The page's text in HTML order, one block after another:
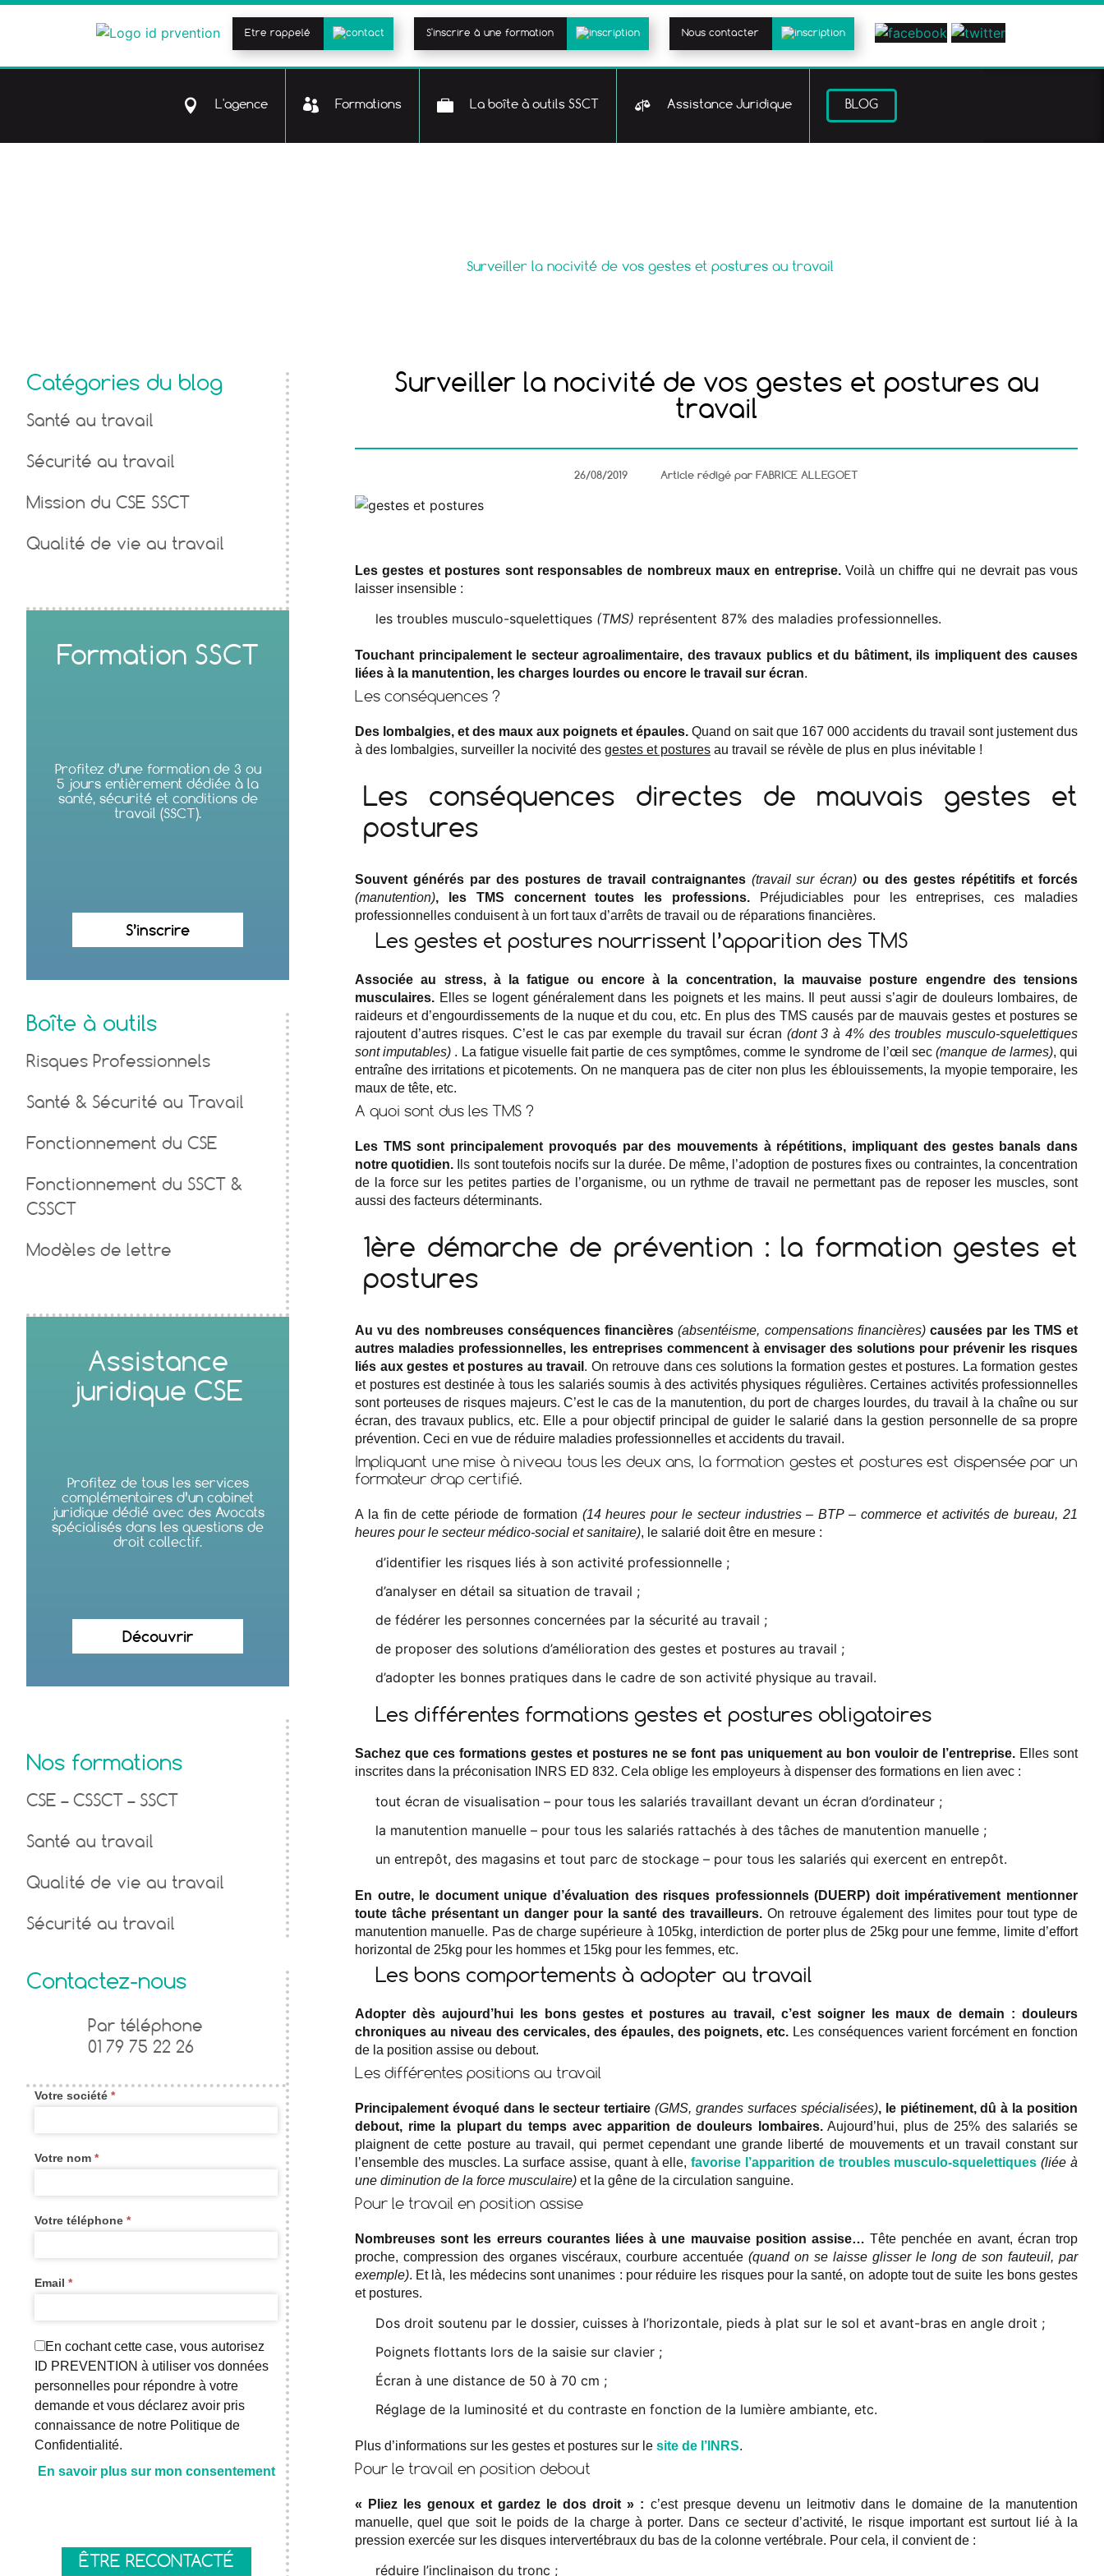
Etre rappelé S'inscrire à une formation Nous contacter
L'agence Formations La boîte à outils SSCT Assistance Juridique BLOG
Surveiller la nocivité de vos gestes et postures au travail
Catégories du blog
Santé au travail
Sécurité au travail
Mission du CSE SSCT
Qualité de vie au travail
Formation SSCT
Profitez d’une formation de 3 ou
5 jours entièrement dédiée à la
santé, sécurité et conditions de
travail (SSCT).
S’inscrire
Boîte à outils
Risques Professionnels
Santé & Sécurité au Travail
Fonctionnement du CSE
Fonctionnement du SSCT &
CSSCT
Modèles de lettre
Assistance
juridique CSE
Profitez de tous les services
complémentaires d’un cabinet
juridique dédié avec des Avocats
spécialisés dans les questions de
droit collectif.
Découvrir
Nos formations
CSE – CSSCT – SSCT
Santé au travail
Qualité de vie au travail
Sécurité au travail
Contactez-nous
Formulaire
contact
Par téléphone
01 79 75 22 26
Votre société *
Votre nom *
Votre téléphone *
Email *
En cochant cette case, vous autorisez
ID PREVENTION à utiliser vos données
personnelles pour répondre à votre
demande et vous déclarez avoir pris
connaissance de notre Politique de
Confidentialité.
En savoir plus sur mon consentement
ÊTRE RECONTACTÉ
Surveiller la nocivité de vos gestes et postures au
travail
26/08/2019 Article rédigé par FABRICE ALLEGOET
Les gestes et postures sont responsables de nombreux maux en entreprise.Voilà un chiffre qui ne devrait pas vous
laisser insensible :
les troubles musculo-squelettiques (TMS) représentent 87% des maladies professionnelles.
Touchant principalement le secteur agroalimentaire, des travaux publics et du bâtiment, ils impliquent des causes
liées à la manutention, les charges lourdes ou encore le travail sur écran.
Les conséquences ?
Des lombalgies, et des maux aux poignets et épaules. Quand on sait que 167 000 accidents du travail sont justement dus
à des lombalgies, surveiller la nocivité des gestes et postures au travail se révèle de plus en plus inévitable !
Les conséquences directes de mauvais gestes et
postures
Souvent générés par des postures de travail contraignantes (travail sur écran)ou des gestes répétitifs et forcés
(manutention), les TMS concernent toutes les professions. Préjudiciables pour les entreprises, ces maladies
professionnelles conduisent à un fort taux d’arrêts de travail ou de réparations financières.
Les gestes et postures nourrissent l’apparition des TMS
Associée au stress, à la fatigue ou encore à la concentration, la mauvaise posture engendre des tensions
musculaires. Elles se logent généralement dans les poignets et les mains. Il peut aussi s’agir de douleurs lombaires, de
raideurs et d’engourdissements de la nuque et du cou, etc. En plus des TMS causés par de mauvais gestes et postures se
rajoutent d’autres risques. C’est le cas par exemple du travail sur écran (dont 3 à 4% des troubles musculo-squelettiques
sont imputables) . La fatigue visuelle fait partie de ces symptômes, comme le syndrome de l’œil sec(manque de larmes), qui
entraîne des irritations et picotements. On ne manquera pas de citer non plus les éblouissements, la myopie temporaire, les
maux de tête, etc.
A quoi sont dus les TMS ?
Les TMS sont principalement provoqués par des mouvements à répétitions, impliquant des gestes banals dans
notre quotidien.
Ils sont toutefois nocifs sur la durée. De même, l’adoption de postures fixes ou contraintes, la concentration
de la force sur les petites parties de l’organisme, ou un rythme de travail ne permettant pas de reposer les muscles, sont
aussi des facteurs déterminants.
1ère démarche de prévention : la formation gestes et
postures
Au vu des nombreuses conséquences financières(absentéisme, compensations financières)causées par les TMS et
autres maladies professionnelles, les entreprises commencent à envisager des solutions pour prévenir les risques
liés aux gestes et postures au travail . On retrouve dans ces solutions la formation gestes et postures. La formation gestes
et postures est destinée à tous les salariés soumis à des activités physiques régulières. Certaines activités professionnelles
sont porteuses de risques majeurs. C’est le cas de la manutention, du port de charges lourdes, du travail à la chaîne ou sur
écran, des travaux publics, etc. Elle a pour objectif principal de guider le salarié dans la gestion personnelle de sa propre
prévention. Ceci en vue de réduire maladies professionnelles et accidents du travail.
Impliquant une mise à niveau tous les deux ans, la formation gestes et postures est dispensée par un
formateur drap certifié.
A la fin de cette période de formation (14 heures pour le secteur industries – BTP – commerce et activités de bureau, 21
heures pour le secteur médico-social et sanitaire), le salarié doit être en mesure :
d’identifier les risques liés à son activité professionnelle ;
d’analyser en détail sa situation de travail ;
de fédérer les personnes concernées par la sécurité au travail ;
de proposer des solutions d’amélioration des gestes et postures au travail ;
d’adopter les bonnes pratiques dans le cadre de son activité physique au travail.
Les différentes formations gestes et postures obligatoires
Sachez que ces formations gestes et postures ne se font pas uniquement au bon vouloir de l’entreprise. Elles sont
inscrites dans la préconisation INRS ED 832. Cela oblige les employeurs à dispenser des formations en lien avec :
tout écran de visualisation – pour tous les salariés travaillant devant un écran d’ordinateur ;
la manutention manuelle – pour tous les salariés rattachés à des tâches de manutention manuelle ;
un entrepôt, des magasins et tout parc de stockage – pour tous les salariés qui exercent en entrepôt.
En outre, le document unique d’évaluation des risques professionnels (DUERP) doit impérativement mentionner
toute tâche présentant un danger pour la santé des travailleurs. On retrouve également des limites pour tout type de
manutention manuelle. Pas de charge supérieure à 105kg, interdiction de porter plus de 25kg pour une femme, limite d’effort
horizontal de 25kg pour les hommes et 15kg pour les femmes, etc.
Les bons comportements à adopter au travail
Adopter dès aujourd’hui les bons gestes et postures au travail, c’est soigner les maux de demain : douleurs
chroniques au niveau des cervicales, des épaules, des poignets, etc. Les conséquences varient forcément en fonction
de la position assise ou debout.
Les différentes positions au travail
Principalement évoqué dans le secteur tertiaire(GMS, grandes surfaces spécialisées), le piétinement, dû à la position
debout, rime la plupart du temps avec apparition de douleurs lombaires.Aujourd’hui, plus de 25% des salariés se
plaignent de cette posture au travail, qui permet cependant une grande liberté de mouvements et un travail constant sur
l’ensemble des muscles. La surface assise, quant à elle,favorise l’apparition de troubles musculo-squelettiques (liée à
une diminution de la force musculaire) et la gêne de la circulation sanguine.
Pour le travail en position assise
Nombreuses sont les erreurs courantes liées à une mauvaise position assise… Tête penchée en avant, écran trop
proche, compression des organes viscéraux, courbure accentuée (quand on se laisse glisser le long de son fauteuil, par
exemple). Et là, les médecins sont unanimes : pour réduire les risques pour la santé, on adopte tout de suite les bons gestes
et postures.
Dos droit soutenu par le dossier, cuisses à l’horizontale, pieds à plat sur le sol et avant-bras en angle droit ;
Poignets flottants lors de la saisie sur clavier ;
Écran à une distance de 50 à 70 cm ;
Réglage de la luminosité et du contraste en fonction de la lumière ambiante, etc.
Plus d’informations sur les gestes et postures sur le site de l’INRS.
Pour le travail en position debout
« Pliez les genoux et gardez le dos droit » : c’est presque devenu un leitmotiv dans le domaine de la manutention
manuelle, quel que soit le poids de la charge à porter. Dans ce secteur d’activité, le risque important est surtout lié à la
pression exercée sur les disques intervertébraux du bas de la colonne vertébrale. Pour cela, il convient de :
réduire l’inclinaison du tronc ;